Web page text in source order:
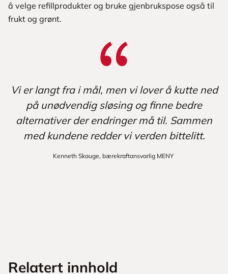
å velge refillprodukter og bruke gjenbrukspose også til
frukt og grønt.
Vi er langt fra i mål, men vi lover å kutte ned
på unødvendig sløsing og finne bedre
alternativer der endringer må til. Sammen
med kundene redder vi verden bittelitt.
Kenneth Skauge, bærekraftansvarlig MENY
Relatert innhold